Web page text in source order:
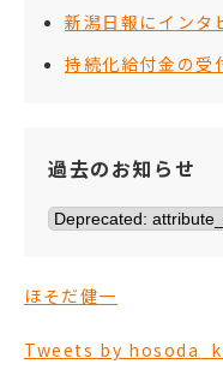
新潟日報にインタ
持続化給付金の受
過去のお知らせ
ほそだ健一
Tweets by